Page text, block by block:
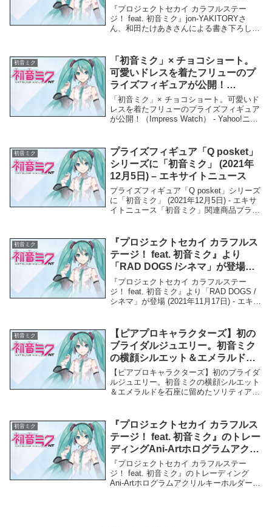
んによる書き下ろし楽曲提供など
さまざまな新情報を公開！ (2022
年6月25日) – Excite Bit コネタ
『プロジェクトセカイ カラフルステー
ジ！ feat. 初音ミク』jon-YAKITORYさ
ん、和田たけあきさんによる書き下ろし楽
ミク」関連商...
初音ミク
「初音ミク」× チョコショート。
可愛いドレスを着たフリューのプ
ライズフィギュアが公開！
（Impress Watch） – Yahoo!ニュ
ース – Yahoo!ニュース
「初音ミク」× チョコショート。可愛いド
レスを着たフリューのプライズフィギュア
が公開！（Impress Watch） - Yahoo!ニュ
ドレスを着たフ...
初音ミク
プライズフィギュア「Q posket」
シリーズに「初音ミク」 (2021年
12月5日) – エキサイトニュース
プライズフィギュア「Q posket」シリーズ
に「初音ミク」 (2021年12月5日) - エキサ
イトニュース「初音ミク」関連商品プライ
ュース...
初音ミク
『プロジェクトセカイ カラフルス
テージ！ feat. 初音ミク』より
「RAD DOGS /シネマ」が登場
(2021年11月17日) – エキサイトニ
ュース
『プロジェクトセカイ カラフルステー
ジ！ feat. 初音ミク』より「RAD DOGS /
シネマ」が登場 (2021年11月17日) - エキサ
初音ミク』...
初音ミク
【ピアプロキャラクターズ】初の
ブライダルジュエリー。初音ミク
の横顔シルエット＆エメラルドを
石座に留めたソリティアリング。
イコライザーをイメージした結婚
指輪。「ミクの日」に合わせ 3月9
時事通信ニュース
【ピアプロキャラクターズ】初のブライダ
ルジュエリー。初音ミクの横顔シルエット
＆エメラルドを石座に留めたソリティアリ
発売：時事ドットコム - 時事通信ニュース
「初音...
初音ミク
『プロジェクトセカイ カラフルス
テージ！ feat. 初音ミク』のトレー
ディングAni-Artホログラムアクリ
ルキーホルダーなど受注開始！ア
ニメ・漫画のオリジナルグッズを
販… – PR TIMES
『プロジェクトセカイ カラフルステー
ジ！ feat. 初音ミク』のトレーディング
Ani-Artホログラムアクリルキーホルダーな